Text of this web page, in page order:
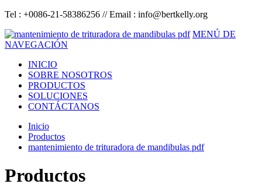
Tel : +0086-21-58386256 // Email : info@bertkelly.org
MENÚ DE
NAVEGACIÓN
INICIO
SOBRE NOSOTROS
PRODUCTOS
SOLUCIONES
CONTÁCTANOS
Inicio
Productos
mantenimiento de trituradora de mandibulas pdf
Productos